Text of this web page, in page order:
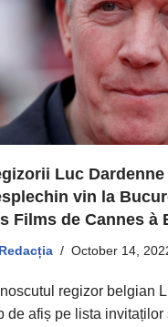
Luc
vin la
Films de Cannes à
Redacția October 14,
regizor belgian
de afiș pe lista